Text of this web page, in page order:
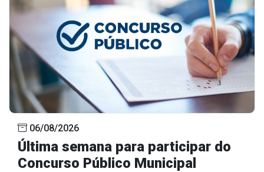
06/08/2026
Última semana para participar do
Concurso Público Municipal